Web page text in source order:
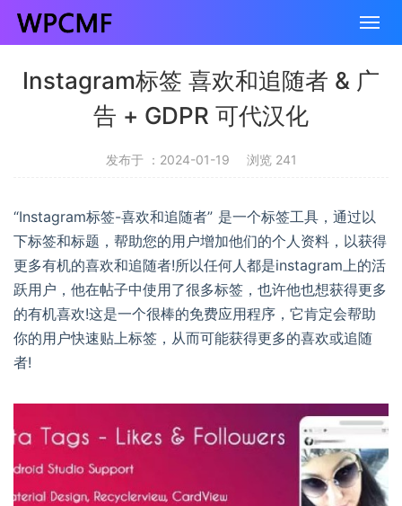
Instagram标签 喜欢和追随者 & 广
告 + GDPR 可代汉化
发布于 ：2024-01-19 浏览 241
“Instagram标签-喜欢和追随者” 是一个标签工具，通过以
下标签和标题，帮助您的用户增加他们的个人资料，以获得
更多有机的喜欢和追随者!所以任何人都是instagram上的活
跃用户，他在帖子中使用了很多标签，也许他也想获得更多
的有机喜欢!这是一个很棒的免费应用程序，它肯定会帮助
你的用户快速贴上标签，从而可能获得更多的喜欢或追随
者!